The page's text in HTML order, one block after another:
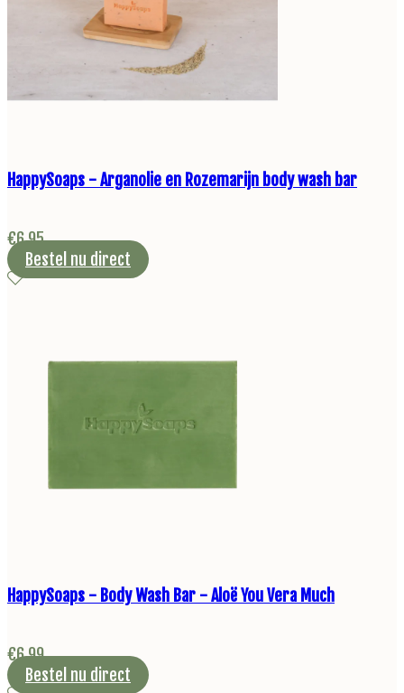
HappySoaps - Arganolie en Rozemarijn body wash bar
€6,95
Bestel nu direct
HappySoaps - Body Wash Bar - Aloë You Vera Much
€6,99
Bestel nu direct